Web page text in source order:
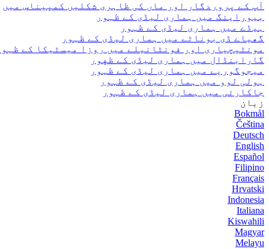
آپ کے پروردگار اور ماں کی ظاہری شکلیں کمپیناس میں
بیوراینگ میں ہماری لیڈی کے ظہور
ہیڈے میں ہماری لیڈی کے ظہور
گھیاے ڈی بوناٹے میں ہماری لیڈی کے ظہور
مونٹیچیاری اور فونٹانیلے میں روزا میسٹیکا کے
گارابنڈال میں ہماری لیڈی کے ظهور
میجوگوریے میں ہماری لیڈی کے ظہور
ہولی لوو میں ہماری لیڈی کے ظہور
جاکارئی میں ہماری لیڈی کے ظہور
زبان
Bokmål
Čeština
Deutsch
English
Español
Filipino
Français
Hrvatski
Indonesia
Italiana
Kiswahili
Magyar
Melayu